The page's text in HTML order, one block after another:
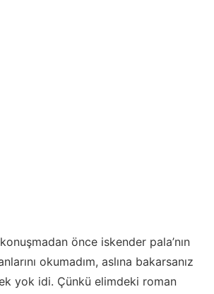
önce iskender pala’nın
okumadım, aslına bakarsanız
yok idi. Çünkü elimdeki roman